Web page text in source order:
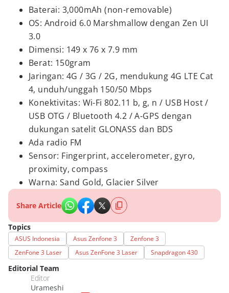
Baterai: 3,000mAh (non-removable)
OS: Android 6.0 Marshmallow dengan Zen UI
3.0
Dimensi: 149 x 76 x 7.9 mm
Berat: 150gram
Jaringan: 4G / 3G / 2G, mendukung 4G LTE Cat
4, unduh/unggah 150/50 Mbps
Konektivitas: Wi-Fi 802.11 b, g, n / USB Host /
USB OTG / Bluetooth 4.2 / A-GPS dengan
dukungan satelit GLONASS dan BDS
Ada radio FM
Sensor: Fingerprint, accelerometer, gyro,
proximity, compass
Warna: Sand Gold, Glacier Silver
Share Article
Topics
ASUS Indonesia Asus Zenfone 3
Zenfone 3
ZenFone 3 Laser
Asus ZenFone 3 Laser Snapdragon 430
Editorial Team
Editor
Urameshi